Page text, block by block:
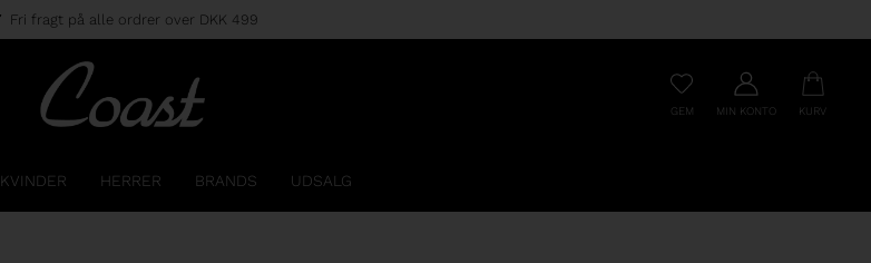
Fri fragt på alle ordrer over DKK 499
GEM MIN KONTO KURV
KVINDER HERRER BRANDS UDSALG